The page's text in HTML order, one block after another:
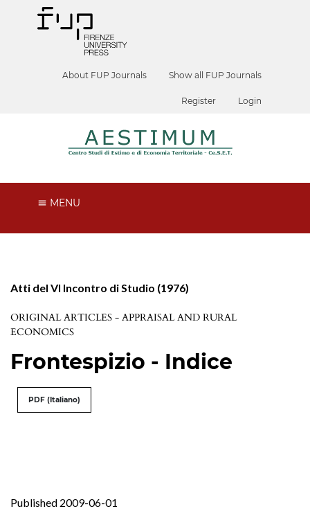
About FUP Journals Show all FUP Journals
Register Login
MENU
Atti del VI Incontro di Studio (1976)
ORIGINAL ARTICLES - APPRAISAL AND RURAL
ECONOMICS
Frontespizio - Indice
PDF (Italiano)
Published 2009-06-01